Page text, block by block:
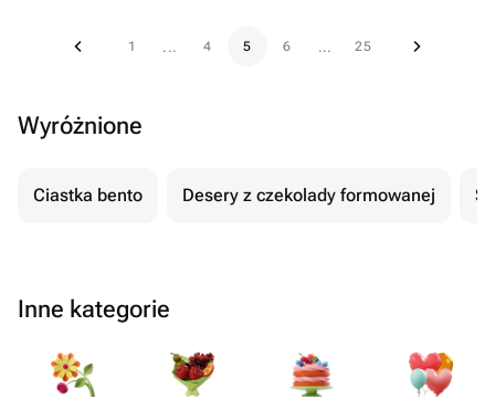
1 ... 4 5 6 ... 25
Wyróżnione
Ciastka bento Desery z czekolady formowanej
Inne kategorie